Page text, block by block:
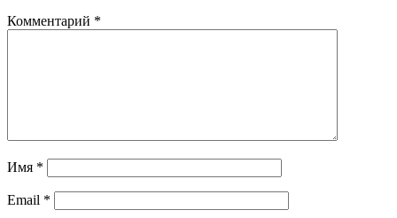
Комментарий *
Имя *
Email *